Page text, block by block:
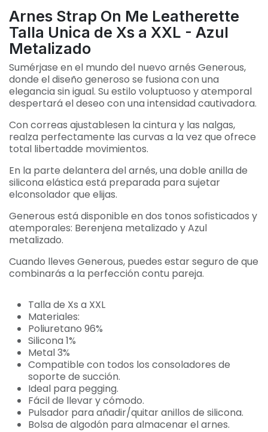
Arnes Strap On Me Leatherette
Talla Unica de Xs a XXL - Azul
Metalizado
Sumérjase en el mundo del nuevo arnés Generous,
donde el diseño generoso se fusiona con una
elegancia sin igual. Su estilo voluptuoso y atemporal
despertará el deseo con una intensidad cautivadora.
Con correas ajustablesen la cintura y las nalgas,
realza perfectamente las curvas a la vez que ofrece
total libertadde movimientos.
En la parte delantera del arnés, una doble anilla de
silicona elástica está preparada para sujetar
elconsolador que elijas.
Generous está disponible en dos tonos sofisticados y
atemporales: Berenjena metalizado y Azul
metalizado.
Cuando lleves Generous, puedes estar seguro de que
combinarás a la perfección contu pareja.
Talla de Xs a XXL
Materiales:
Poliuretano 96%
Silicona 1%
Metal 3%
Compatible con todos los consoladores de
soporte de succión.
Ideal para pegging.
Fácil de llevar y cómodo.
Pulsador para añadir/quitar anillos de silicona.
Bolsa de algodón para almacenar el arnes.